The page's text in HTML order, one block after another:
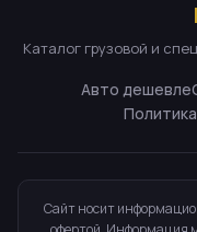
Каталог грузовой и
Авто дешевле
Сайт носит